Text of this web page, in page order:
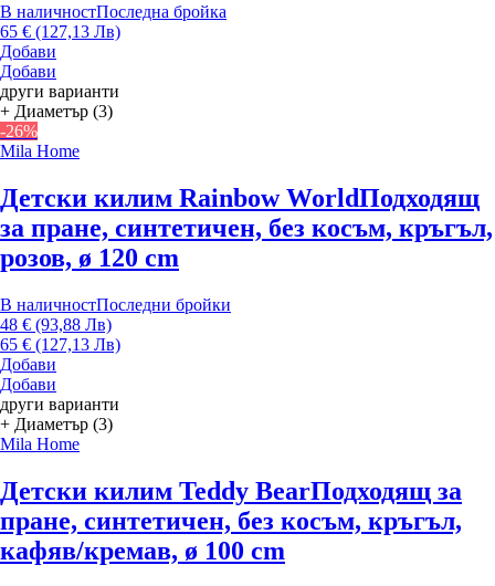
В наличностПоследна бройка
65 € (127,13 Лв)
Добави
Добави
други варианти
+ Диаметър (3)
-26%
Mila Home
Детски килим Rainbow WorldПодходящ
за пране, синтетичен, без косъм, кръгъл,
розов, ø 120 cm
В наличностПоследни бройки
48 € (93,88 Лв)
65 € (127,13 Лв)
Добави
Добави
други варианти
+ Диаметър (3)
Mila Home
Детски килим Teddy BearПодходящ за
пране, синтетичен, без косъм, кръгъл,
кафяв/кремав, ø 100 cm